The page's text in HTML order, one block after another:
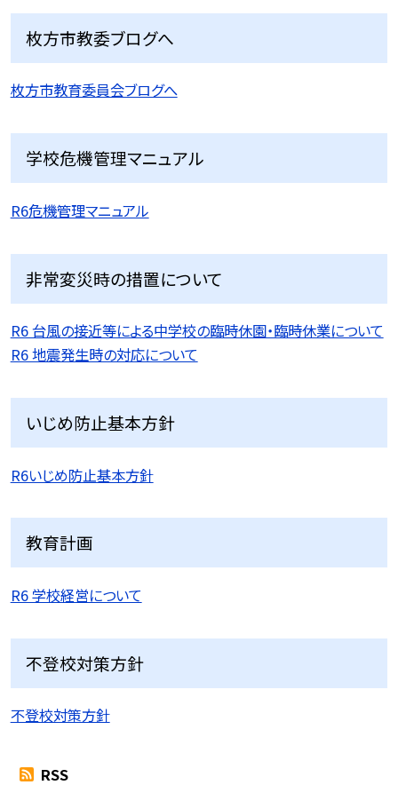
枚方市教委ブログへ
枚方市教育委員会ブログへ
学校危機管理マニュアル
R6危機管理マニュアル
非常変災時の措置について
R6 台風の接近等による中学校の臨時休園・臨時休業について
R6 地震発生時の対応について
いじめ防止基本方針
R6いじめ防止基本方針
教育計画
R6 学校経営について
不登校対策方針
不登校対策方針
RSS